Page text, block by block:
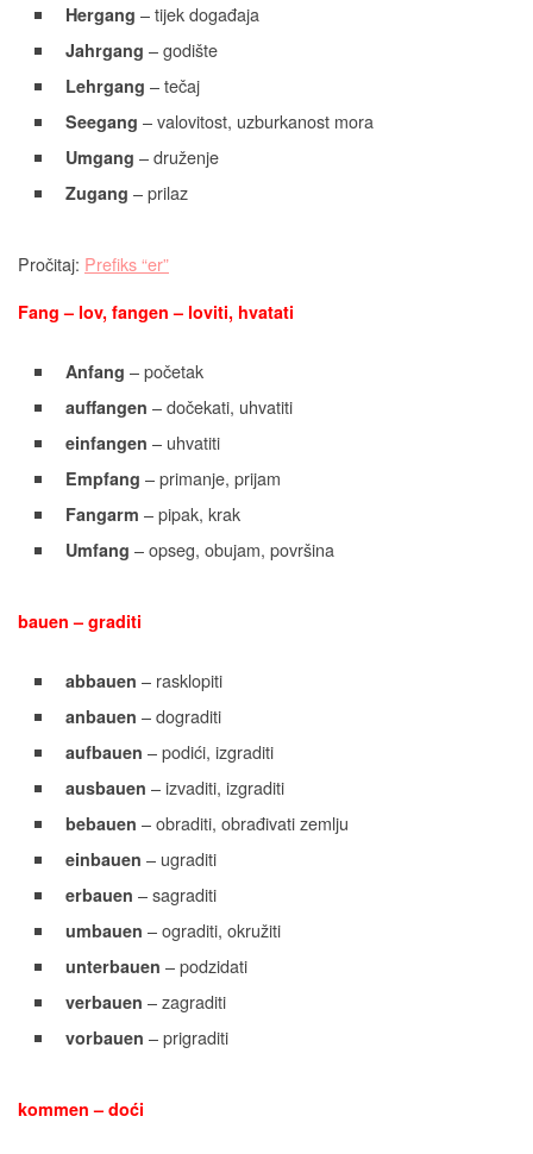
Hergang – tijek događaja
Jahrgang – godište
Lehrgang – tečaj
Seegang – valovitost, uzburkanost mora
Umgang – druženje
Zugang – prilaz
Pročitaj: Prefiks “er”
Fang – lov, fangen – loviti, hvatati
Anfang – početak
auffangen – dočekati, uhvatiti
einfangen – uhvatiti
Empfang – primanje, prijam
Fangarm – pipak, krak
Umfang – opseg, obujam, površina
bauen – graditi
abbauen – rasklopiti
anbauen – dograditi
aufbauen – podići, izgraditi
ausbauen – izvaditi, izgraditi
bebauen – obraditi, obrađivati zemlju
einbauen – ugraditi
erbauen – sagraditi
umbauen – ograditi, okružiti
unterbauen – podzidati
verbauen – zagraditi
vorbauen – prigraditi
kommen – doći